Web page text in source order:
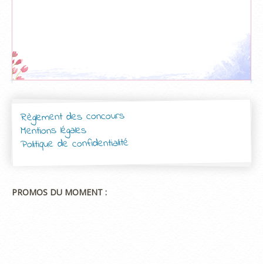
Règlement des concours
Mentions légales
Politique de confidentialité
PROMOS DU MOMENT :